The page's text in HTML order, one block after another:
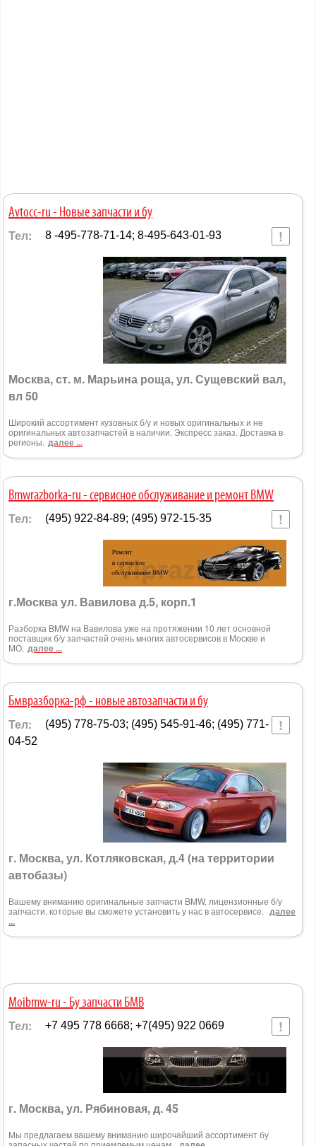
Avtocc-ru - Новые запчасти и бу
Тел: 8 -495-778-71-14; 8-495-643-01-93
Москва, ст. м. Марьина роща, ул. Сущевский вал,
вл 50
Широкий ассортимент кузовных б/у и новых оригинальных и не
оригинальных автозапчастей в наличии. Экспресс заказ. Доставка в
регионы. далее ...
Bmwrazborka-ru - сервисное обслуживание и ремонт BMW
Тел: (495) 922-84-89; (495) 972-15-35
г.Москва ул. Вавилова д.5, корп.1
Разборка BMW на Вавилова уже на протяжении 10 лет основной
поставщик б/у запчастей очень многих автосервисов в Москве и
МО. далее ...
Бмвразборка-рф - новые автозапчасти и бу
Тел:
(495) 778-75-03; (495) 545-91-46; (495) 771-
04-52
г. Москва, ул. Котляковская, д.4 (на территории
автобазы)
Вашему вниманию оригинальные запчасти BMW, лицензионные б/у
запчасти, которые вы сможете установить у нас в автосервисе. далее
...
Moibmw-ru - Бу запчасти БМВ
Тел: +7 495 778 6668; +7(495) 922 0669
г. Москва, ул. Рябиновая, д. 45
Мы предлагаем вашему вниманию широчайший ассортимент бу